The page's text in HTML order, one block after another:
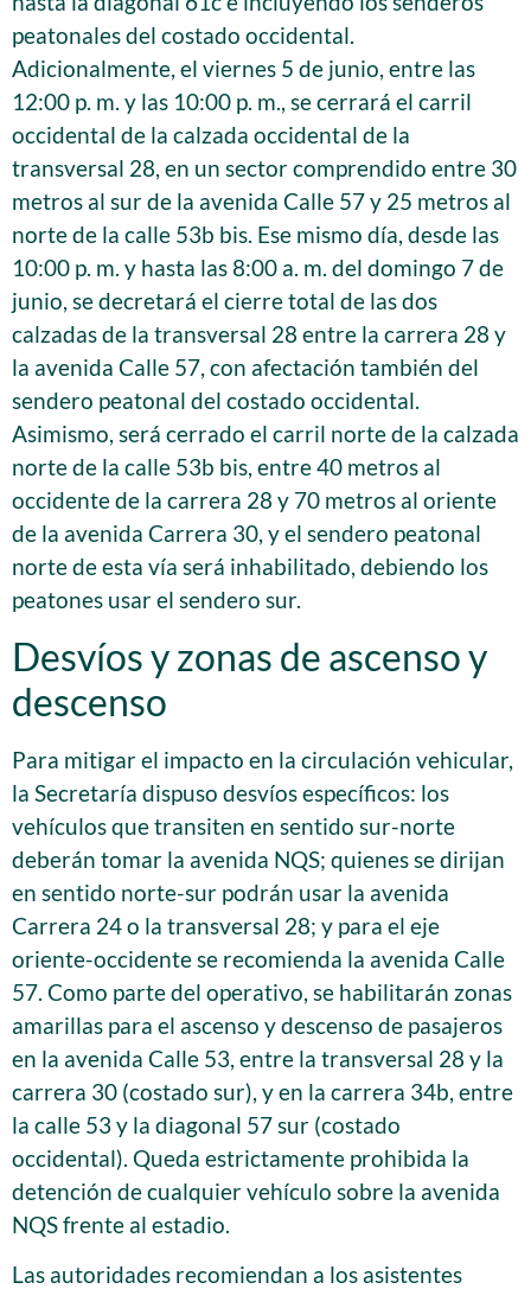
peatonales del costado occidental.
Adicionalmente, el viernes 5 de junio, entre las
12:00 p. m. y las 10:00 p. m., se cerrará el carril
occidental de la calzada occidental de la
transversal 28, en un sector comprendido entre 30
metros al sur de la avenida Calle 57 y 25 metros al
norte de la calle 53b bis. Ese mismo día, desde las
10:00 p. m. y hasta las 8:00 a. m. del domingo 7 de
junio, se decretará el cierre total de las dos
calzadas de la transversal 28 entre la carrera 28 y
la avenida Calle 57, con afectación también del
sendero peatonal del costado occidental.
Asimismo, será cerrado el carril norte de la calzada
norte de la calle 53b bis, entre 40 metros al
occidente de la carrera 28 y 70 metros al oriente
de la avenida Carrera 30, y el sendero peatonal
norte de esta vía será inhabilitado, debiendo los
peatones usar el sendero sur.
Desvíos y zonas de ascenso y
descenso
Para mitigar el impacto en la circulación vehicular,
la Secretaría dispuso desvíos específicos: los
vehículos que transiten en sentido sur-norte
deberán tomar la avenida NQS; quienes se dirijan
en sentido norte-sur podrán usar la avenida
Carrera 24 o la transversal 28; y para el eje
oriente-occidente se recomienda la avenida Calle
57. Como parte del operativo, se habilitarán zonas
amarillas para el ascenso y descenso de pasajeros
en la avenida Calle 53, entre la transversal 28 y la
carrera 30 (costado sur), y en la carrera 34b, entre
la calle 53 y la diagonal 57 sur (costado
occidental). Queda estrictamente prohibida la
detención de cualquier vehículo sobre la avenida
NQS frente al estadio.
Las autoridades recomiendan a los asistentes